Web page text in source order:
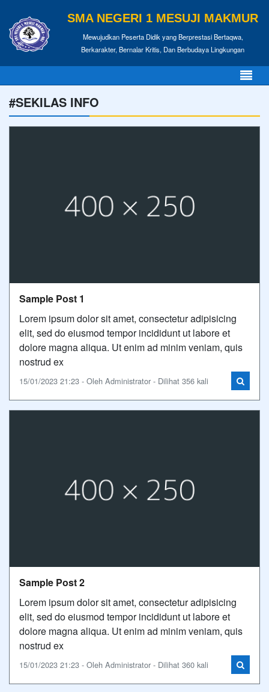
SMA NEGERI 1 MESUJI MAKMUR
Mewujudkan Peserta Didik yang Berprestasi Bertaqwa,
Berkarakter, Bernalar Kritis, Dan Berbudaya Lingkungan
#SEKILAS INFO
Sample Post 1
Lorem ipsum dolor sit amet, consectetur adipisicing
elit, sed do eiusmod tempor incididunt ut labore et
dolore magna aliqua. Ut enim ad minim veniam, quis
nostrud ex
15/01/2023 21:23 - Oleh Administrator - Dilihat 356 kali
Sample Post 2
Lorem ipsum dolor sit amet, consectetur adipisicing
elit, sed do eiusmod tempor incididunt ut labore et
dolore magna aliqua. Ut enim ad minim veniam, quis
nostrud ex
15/01/2023 21:23 - Oleh Administrator - Dilihat 360 kali